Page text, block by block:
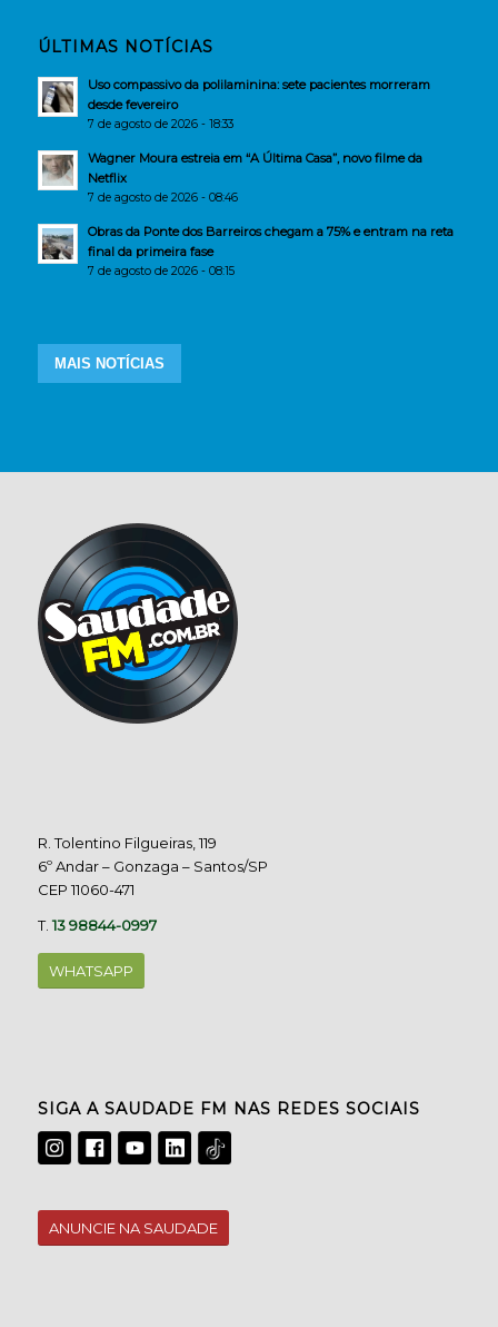
ÚLTIMAS NOTÍCIAS
Uso compassivo da polilaminina: sete pacientes morreram
desde fevereiro
7 de agosto de 2026 - 18:33
Wagner Moura estreia em “A Última Casa”, novo filme da
Netflix
7 de agosto de 2026 - 08:46
Obras da Ponte dos Barreiros chegam a 75% e entram na reta
final da primeira fase
7 de agosto de 2026 - 08:15
MAIS NOTÍCIAS
R. Tolentino Filgueiras, 119
6º Andar – Gonzaga – Santos/SP
CEP 11060-471
T.13 98844-0997
WHATSAPP
SIGA A SAUDADE FM NAS REDES SOCIAIS
ANUNCIE NA SAUDADE